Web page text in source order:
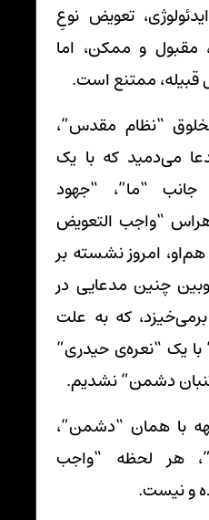
تعویض نوعِ
و ممکن، اما
قبیله، ممتنع است.
“نظام مقدس”،
می‌دمید که با یک
“ما”، “جهود
“واجب التعویض
امروز نشسته بر
چنین مدعایی در
که به علت
با یک “نعره‌ی حیدری”
دشمن” نشدیم.
با همان “دشمن”،
هر لحظه “واجب
و نیست.